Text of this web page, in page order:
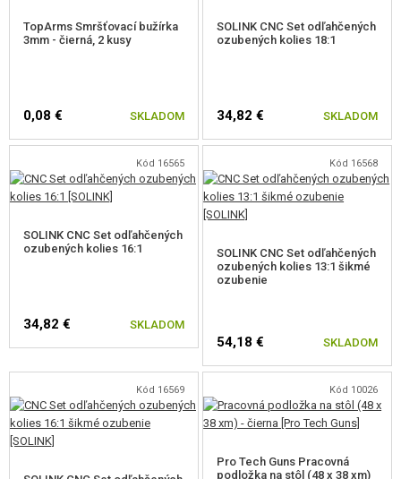
Eliminuje vôľu a poskytuje lepšiu podporu osi, čím ďalejzvyšuje
efektivitu.
Vylepšené čelo motora
U nového radu Plus je čelo motora prepracované, aby bolo zaistené
ideálne uloženie motora v rôznych zostavách.
Ďalšie vylepšenia radu Plus
ochrana proti prehriatiu
Kvalitný odnímateľný pastorok s D-výrezom pre jednoduchú výmenu.
CNC hliníkové telo motora.
Väčší rozsah vstupného napätia
TopArms Smršťovací bužírka
3mm - čierná, 2 kusy
0,08 € SKLADOM
SOLINK CNC Set odľahčených
ozubených kolies 18:1
34,82 € SKLADOM
Kód 16565
SOLINK CNC Set odľahčených
ozubených kolies 16:1
34,82 € SKLADOM
Kód 16568
SOLINK CNC Set odľahčených
ozubených kolies 13:1 šikmé
ozubenie
54,18 € SKLADOM
Kód 16569 Kód 10026
Pro Tech Guns Pracovná
podložka na stôl (48 x 38 xm)